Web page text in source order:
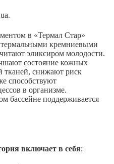
в «Термал Стар»
термальными кремниевыми
эликсиром молодости.
состояние кожных
тканей, снижают риск
способствуют
в организме.
бассейне поддерживается
включает в себя: